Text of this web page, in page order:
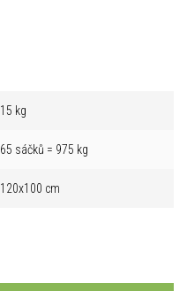
15 kg
65 sáčků = 975 kg
120x100 cm